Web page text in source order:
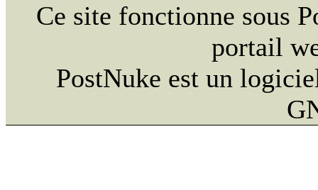
Ce site fonctionne sous
portail
PostNuke est un